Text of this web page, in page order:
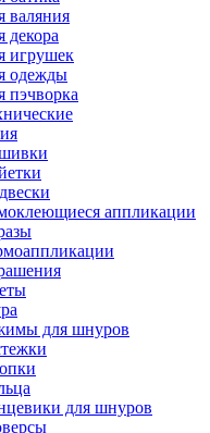
валяния
декора
игрушек
одежды
пэчворка
аппликации
для шнуров
для шнуров